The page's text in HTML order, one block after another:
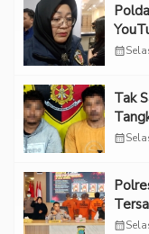
calendar_month
Tak
calendar_month
calendar_month